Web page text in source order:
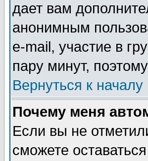
дает вам
анонимным
e-mail, участие в
пару минут,
Вернуться к началу
Почему меня
Если вы не
сможете